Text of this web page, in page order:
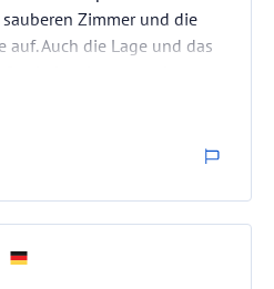
Zimmer und die
auf. Auch die Lage und das